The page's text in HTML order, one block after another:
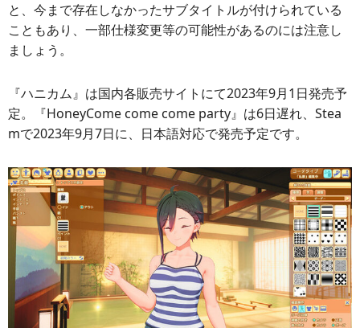
と、今まで存在しなかったサブタイトルが付けられている
こともあり、一部仕様変更等の可能性があるのには注意し
ましょう。
『ハニカム』は国内各販売サイトにて2023年9月1日発売予
定。『HoneyCome come come party』は6日遅れ、Stea
mで2023年9月7日に、日本語対応で発売予定です。